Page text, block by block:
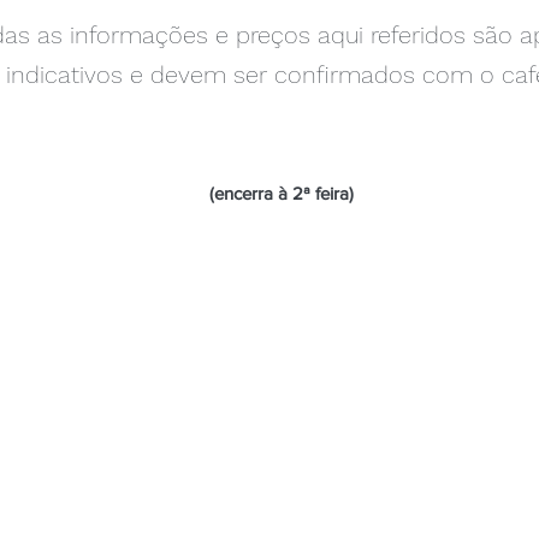
as informações e preços aqui referidos são
indicativos e devem ser confirmados com o
(encerra à 2ª feira)